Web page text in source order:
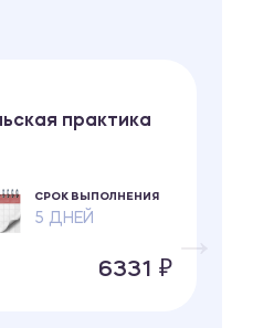
практика
СРОК ВЫПОЛНЕНИЯ
5 ДНЕЙ
6331 ₽